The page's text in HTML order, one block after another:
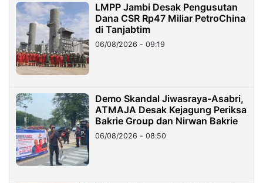
LMPP Jambi Desak Pengusutan
Dana CSR Rp47 Miliar PetroChina
di Tanjabtim
06/08/2026 - 09:19
Demo Skandal Jiwasraya-Asabri,
ATMAJA Desak Kejagung Periksa
Bakrie Group dan Nirwan Bakrie
06/08/2026 - 08:50